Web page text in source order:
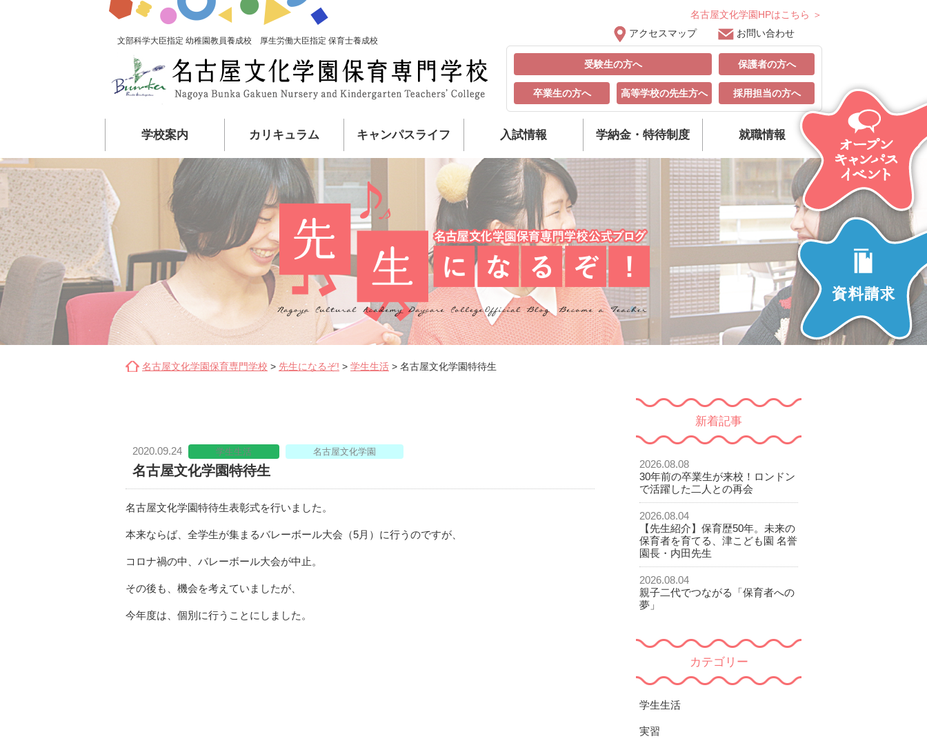
文部科学大臣指定 幼稚園教員養成校 厚生労働大臣指定 保育士養成校
名古屋文化学園HPはこちら ＞
アクセスマップ
お問い合わせ
受験生の方へ 保護者の方へ
卒業生の方へ 高等学校の先生方へ 採用担当の方へ
学校案内 カリキュラム キャンパスライフ 入試情報 学納金・特待制度 就職情報
名古屋文化学園保育専門学校 > 先生になるぞ! > 学生生活 > 名古屋文化学園特待生
2020.09.24 学生生活 名古屋文化学園
名古屋文化学園特待生
名古屋文化学園特待生表彰式を行いました。
本来ならば、全学生が集まるバレーボール大会（5月）に行うのですが、
コロナ禍の中、バレーボール大会が中止。
その後も、機会を考えていましたが、
今年度は、個別に行うことにしました。
新着記事
2026.08.08
30年前の卒業生が来校！ロンドン
で活躍した二人との再会
2026.08.04
【先生紹介】保育歴50年。未来の
保育者を育てる、津こども園 名誉
園長・内田先生
2026.08.04
親子二代でつながる「保育者への
夢」
カテゴリー
学生生活
実習